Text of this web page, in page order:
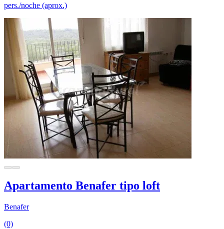
pers./noche (aprox.)
Apartamento Benafer tipo loft
Benafer
(0)